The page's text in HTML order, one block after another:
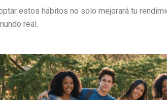
estos hábitos no solo mejorará tu
real.